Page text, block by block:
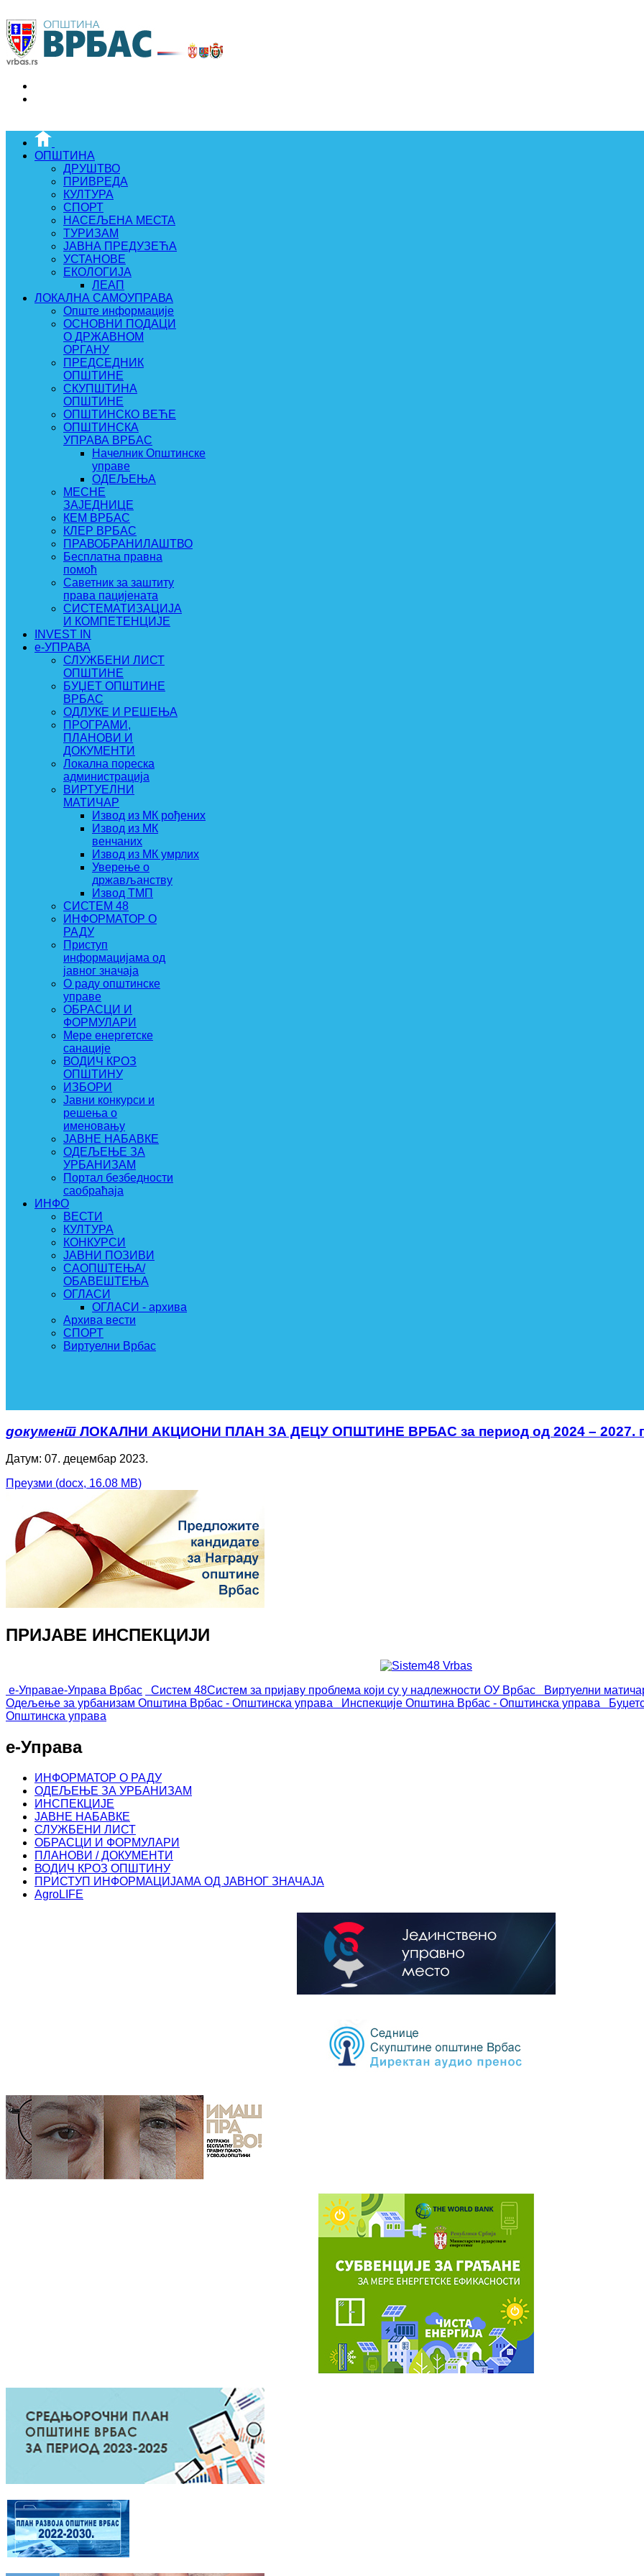
ОПШТИНА
ДРУШТВО
ПРИВРЕДА
КУЛТУРА
СПОРТ
НАСЕЉЕНА МЕСТА
ТУРИЗАМ
ЈАВНА ПРЕДУЗЕЋА
УСТАНОВЕ
ЕКОЛОГИЈА
ЛЕАП
ЛОКАЛНА САМОУПРАВА
Опште информације
ОСНОВНИ ПОДАЦИ
О ДРЖАВНОМ
ОРГАНУ
ПРЕДСЕДНИК
ОПШТИНЕ
СКУПШТИНА
ОПШТИНЕ
ОПШТИНСКО ВЕЋЕ
ОПШТИНСКА
УПРАВА ВРБАС
Начелник Општинске
управе
ОДЕЉЕЊА
МЕСНЕ
ЗАЈЕДНИЦЕ
КЕМ ВРБАС
КЛЕР ВРБАС
ПРАВОБРАНИЛАШТВО
Бесплатна правна
помоћ
Саветник за заштиту
права пацијената
СИСТЕМАТИЗАЦИЈА
И КОМПЕТЕНЦИЈЕ
INVEST IN
e-УПРАВА
СЛУЖБЕНИ ЛИСТ
ОПШТИНЕ
БУЏЕТ ОПШТИНЕ
ВРБАС
ОДЛУКЕ И РЕШЕЊА
ПРОГРАМИ,
ПЛАНОВИ И
ДОКУМЕНТИ
Локална пореска
администрација
ВИРТУЕЛНИ
МАТИЧАР
Извод из МК рођених
Извод из МК
венчаних
Извод из МК умрлих
Уверење о
држављанству
Извод ТМП
СИСТЕМ 48
ИНФОРМАТОР О
РАДУ
Приступ
информацијама од
јавног значаја
О раду општинске
управе
ОБРАСЦИ И
ФОРМУЛАРИ
Мере енергетске
санације
ВОДИЧ КРОЗ
ОПШТИНУ
ИЗБОРИ
Јавни конкурси и
решења о
именовању
ЈАВНЕ НАБАВКЕ
ОДЕЉЕЊЕ ЗА
УРБАНИЗАМ
Портал безбедности
саобраћаја
ИНФО
ВЕСТИ
КУЛТУРА
КОНКУРСИ
ЈАВНИ ПОЗИВИ
САОПШТЕЊА/
ОБАВЕШТЕЊА
ОГЛАСИ
ОГЛАСИ - архива
Архива вести
СПОРТ
Виртуелни Врбас
документ ЛОКАЛНИ АКЦИОНИ ПЛАН ЗА ДЕЦУ ОПШТИНЕ ВРБАС за период од 2024 – 2027.
Датум: 07. децембар 2023.
Преузми (docx, 16.08 MB)
ПРИЈАВЕ ИНСПЕКЦИЈИ
е-Управае-Управа Врбас Систем 48Систем за пријаву проблема који су у надлежности ОУ Врбас Виртуелни
Одељење за урбанизам Општина Врбас - Општинска управа Инспекције Општина Врбас - Општинска управа
Општинска управа
е-Управа
ИНФОРМАТОР О РАДУ
ОДЕЉЕЊЕ ЗА УРБАНИЗАМ
ИНСПЕКЦИЈЕ
ЈАВНЕ НАБАВКЕ
СЛУЖБЕНИ ЛИСТ
ОБРАСЦИ И ФОРМУЛАРИ
ПЛАНОВИ / ДОКУМЕНТИ
ВОДИЧ КРОЗ ОПШТИНУ
ПРИСТУП ИНФОРМАЦИЈАМА ОД ЈАВНОГ ЗНАЧАЈА
AgroLIFE